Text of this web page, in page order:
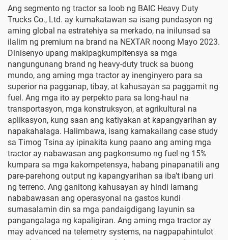
Ang segmento ng tractor sa loob ng BAIC Heavy Duty
Trucks Co., Ltd. ay kumakatawan sa isang pundasyon ng
aming global na estratehiya sa merkado, na inilunsad sa
ilalim ng premium na brand na NEXTAR noong Mayo 2023.
Dinisenyo upang makipagkumpitensya sa mga
nangungunang brand ng heavy-duty truck sa buong
mundo, ang aming mga tractor ay inenginyero para sa
superior na pagganap, tibay, at kahusayan sa paggamit ng
fuel. Ang mga ito ay perpekto para sa long-haul na
transportasyon, mga konstruksyon, at agrikultural na
aplikasyon, kung saan ang katiyakan at kapangyarihan ay
napakahalaga. Halimbawa, isang kamakailang case study
sa Timog Tsina ay ipinakita kung paano ang aming mga
tractor ay nabawasan ang pagkonsumo ng fuel ng 15%
kumpara sa mga kakompetensya, habang pinapanatili ang
pare-parehong output ng kapangyarihan sa iba’t ibang uri
ng terreno. Ang ganitong kahusayan ay hindi lamang
nababawasan ang operasyonal na gastos kundi
sumasalamin din sa mga pandaigdigang layunin sa
pangangalaga ng kapaligiran. Ang aming mga tractor ay
may advanced na telemetry systems, na nagpapahintulot